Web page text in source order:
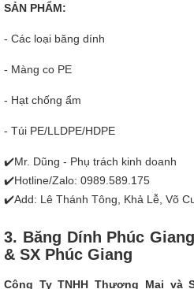
SẢN PHẨM:
- Các loại băng dính
- Màng co PE
- Hạt chống ẩm
- Túi PE/LLDPE/HDPE
✔️Mr. Dũng - Phụ trách kinh doanh
✔️Hotline/Zalo: 0989.589.175
✔️Add: Lê Thánh Tông, Khả Lễ, Võ
3. Băng Dính Phúc
& SX Phúc Giang
Công Ty TNHH Thương Mại và